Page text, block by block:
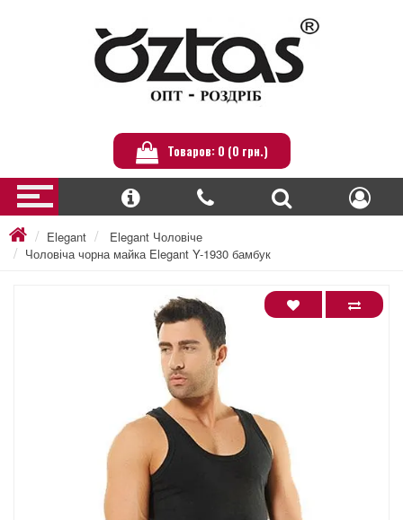
Товаров: 0 (0 грн.)
Elegant
Elegant Чоловіче
Чоловіча чорна майка Elegant Y-1930 бамбук